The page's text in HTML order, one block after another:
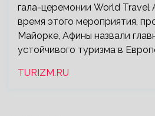
гала-церемонии World Travel
время этого мероприятия,
Майорке, Афины назвали
устойчивого туризма в
TURIZM.RU